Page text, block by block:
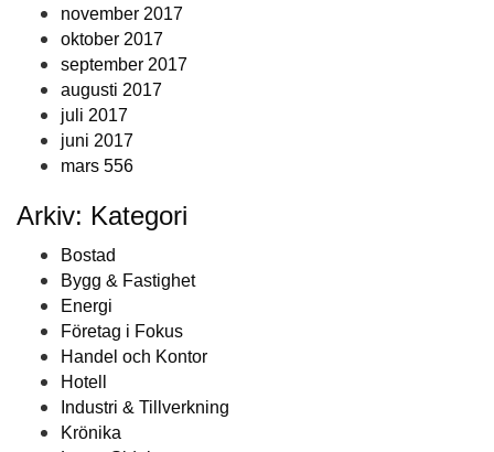
november 2017
oktober 2017
september 2017
augusti 2017
juli 2017
juni 2017
mars 556
Arkiv: Kategori
Bostad
Bygg & Fastighet
Energi
Företag i Fokus
Handel och Kontor
Hotell
Industri & Tillverkning
Krönika